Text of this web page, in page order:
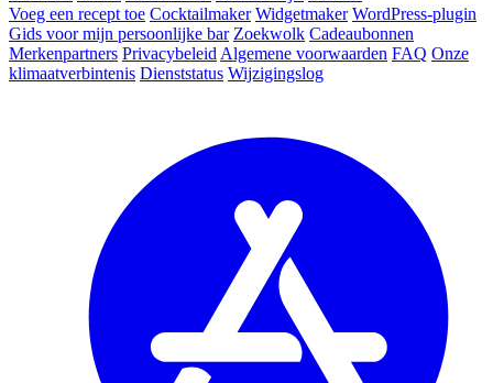
Voeg een recept toe Cocktailmaker Widgetmaker WordPress-plugin
Gids voor mijn persoonlijke bar Zoekwolk Cadeaubonnen
Merkenpartners Privacybeleid Algemene voorwaarden FAQ Onze
klimaatverbintenis Dienststatus Wijzigingslog